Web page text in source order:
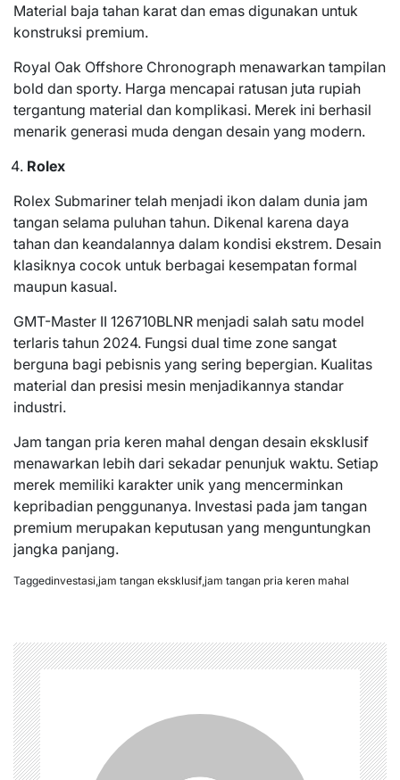
Material baja tahan karat dan emas digunakan untuk
konstruksi premium.
Royal Oak Offshore Chronograph menawarkan tampilan
bold dan sporty. Harga mencapai ratusan juta rupiah
tergantung material dan komplikasi. Merek ini berhasil
menarik generasi muda dengan desain yang modern.
Rolex
Rolex Submariner telah menjadi ikon dalam dunia jam
tangan selama puluhan tahun. Dikenal karena daya
tahan dan keandalannya dalam kondisi ekstrem. Desain
klasiknya cocok untuk berbagai kesempatan formal
maupun kasual.
GMT-Master II 126710BLNR menjadi salah satu model
terlaris tahun 2024. Fungsi dual time zone sangat
berguna bagi pebisnis yang sering bepergian. Kualitas
material dan presisi mesin menjadikannya standar
industri.
Jam tangan pria keren mahal dengan desain eksklusif
menawarkan lebih dari sekadar penunjuk waktu. Setiap
merek memiliki karakter unik yang mencerminkan
kepribadian penggunanya. Investasi pada jam tangan
premium merupakan keputusan yang menguntungkan
jangka panjang.
Taggedinvestasi jam tangan eksklusif,jam tangan pria keren mahal